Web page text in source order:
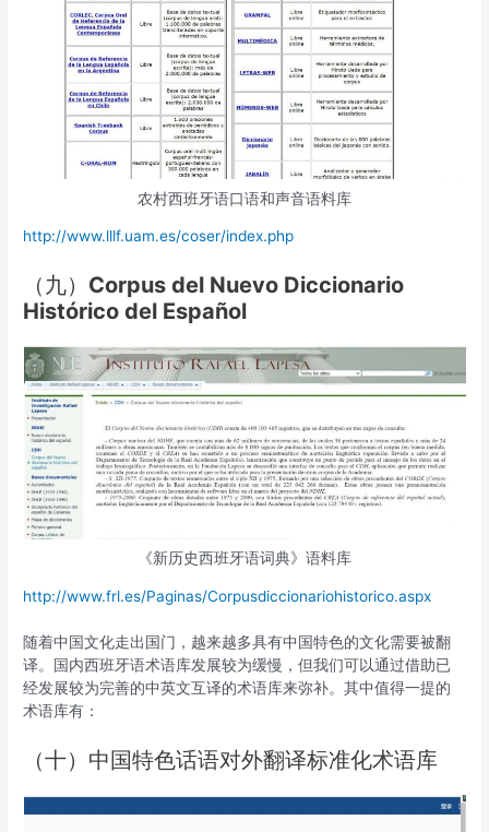
农村西班牙语口语和声音语料库
http://www.lllf.uam.es/coser/index.php
（九） Corpus del Nuevo Diccionario
Histórico del Español
《新历史西班牙语词典》语料库
http://www.frl.es/Paginas/Corpusdiccionariohistorico.aspx
随着中国文化走出国门，越来越多具有中国特色的文化需要被翻
译。国内西班牙语术语库发展较为缓慢，但我们可以通过借助已
经发展较为完善的中英文互译的术语库来弥补。其中值得一提的
术语库有：
（十）中国特色话语对外翻译标准化术语库